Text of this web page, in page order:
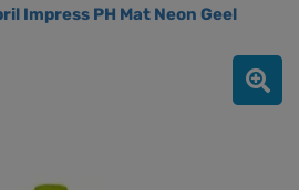
Impress PH Mat Neon Geel